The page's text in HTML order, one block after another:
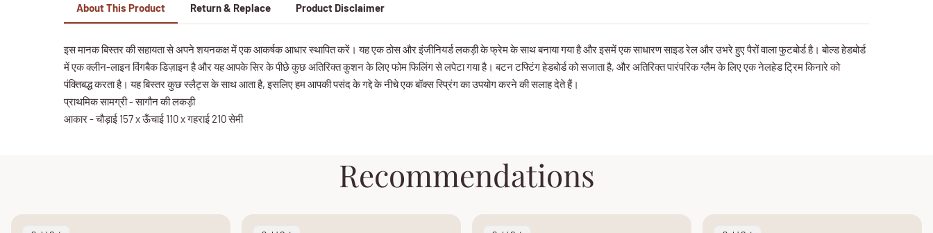
About This Product Return & Replace Product Disclaimer
इस मानक बिस्तर की सहायता से अपने शयनकक्ष में एक आकर्षक आधार स्थापित करें। यह एक ठोस और इंजीनियर्ड लकड़ी के फ्रेम के साथ बनाया गया है और इसमें एक साधारण साइड रेल और उभरे हुए पैरों वाला फुटबोर्ड है। बोल्ड हेडबोर्ड
में एक क्लीन-लाइन विंगबैक डिज़ाइन है और यह आपके सिर के पीछे कुछ अतिरिक्त कुशन के लिए फोम फिलिंग से लपेटा गया है। बटन टफ्टिंग हेडबोर्ड को सजाता है, और अतिरिक्त पारंपरिक ग्लैम के लिए एक नेलहेड ट्रिम किनारे को
पंक्तिबद्ध करता है। यह बिस्तर कुछ स्लैट्स के साथ आता है, इसलिए हम आपकी पसंद के गद्दे के नीचे एक बॉक्स स्प्रिंग का उपयोग करने की सलाह देते हैं।
प्राथमिक सामग्री - सागौन की लकड़ी
आकार - चौड़ाई 157 x ऊँचाई 110 x गहराई 210 सेमी
Recommendations